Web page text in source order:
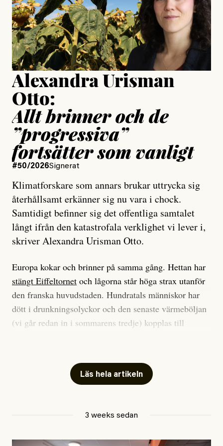
Jesper Lundby
Publicerad15 July, 2026
Uppdaterad15 July, 2026
Alexandra Urisman
Otto:
Allt brinner och de
”progressiva”
fortsätter som vanligt
#50/2026Signerat
Klimatforskare som annars brukar uttrycka sig
återhållsamt erkänner sig nu vara i chock.
Samtidigt befinner sig det offentliga samtalet
långt ifrån den katastrofala verklighet vi lever i,
skriver Alexandra Urisman Otto.
Europa kokar och brinner på samma gång. Hettan har
stängt Eiffeltornet och lågorna står höga strax utanför
den franska huvudstaden. Hundratals människor har
dött i drunkningsolyckor och den senaste värmeböljan
(vi går redan in i sommarens tredje) kopplas till
Har du också panik i hettan? Känns det som en
mardröm? Bra, allt annat vore fullständigt orimligt.
att han brukar vara ganska återhållsam när han
Läs hela artikeln
3 weeks sedan